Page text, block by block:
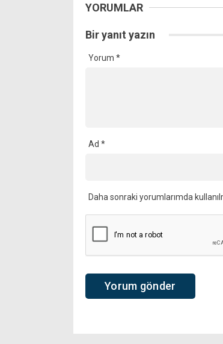
YORUMLAR
Bir yanıt yazın
Yorum *
Ad *
Daha sonraki yorumlarımda